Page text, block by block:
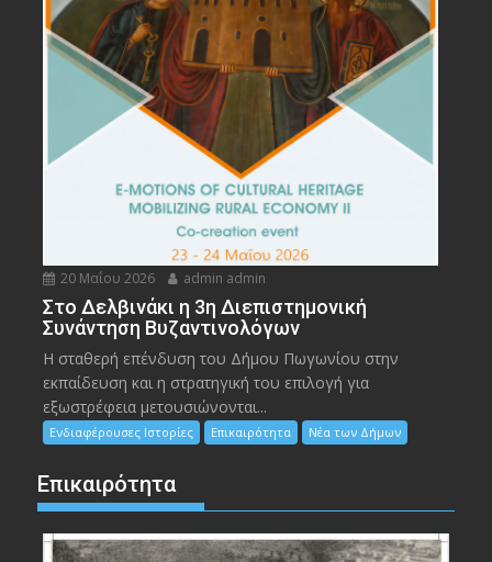
20 Μαΐου 2026 admin admin
Στο Δελβινάκι η 3η Διεπιστημονική
Συνάντηση Βυζαντινολόγων
Η σταθερή επένδυση του Δήμου Πωγωνίου στην
εκπαίδευση και η στρατηγική του επιλογή για
εξωστρέφεια μετουσιώνονται...
Ενδιαφέρουσες Ιστορίες Επικαιρότητα Νέα των Δήμων
Επικαιρότητα